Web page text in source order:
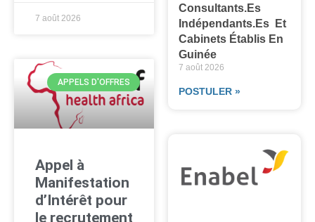
7 août 2026
APPELS D'OFFRES
Appel à
Manifestation
d’Intérêt pour
le recrutement
Consultants.es
Indépendants.es Et
Cabinets Établis En
Guinée
7 août 2026
POSTULER »